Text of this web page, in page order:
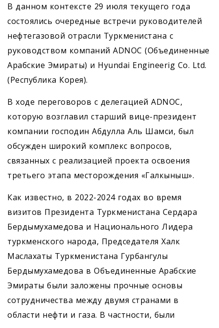
В данном контексте 29 июля текущего года
состоялись очередные встречи руководителей
нефтегазовой отрасли Туркменистана с
руководством компаний ADNOC (Объединенные
Арабские Эмираты) и Hyundai Engineerig Co. Ltd.
(Республика Корея).
В ходе переговоров с делегацией ADNOC,
которую возглавил старший вице-президент
компании господин Абдулла Аль Шамси, был
обсужден широкий комплекс вопросов,
связанных с реализацией проекта освоения
третьего этапа месторождения «Галкыныш».
Как известно, в 2022-2024 годах во время
визитов Президента Туркменистана Сердара
Бердымухамедова и Национального Лидера
туркменского народа, Председателя Халк
Маслахаты Туркменистана Гурбангулы
Бердымухамедова в Объединенные Арабские
Эмираты были заложены прочные основы
сотрудничества между двумя странами в
области нефти и газа. В частности, были